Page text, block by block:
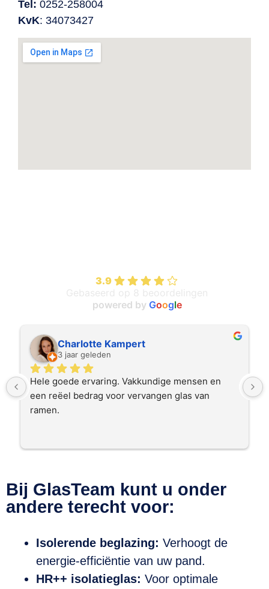
Tel: 0252-258004
KvK: 34073427
3.9
powered by Google
Charlotte Kampert
3 jaar geleden
Hele goede ervaring. Vakkundige mensen en
een reëel bedrag voor vervangen glas van
ramen.
Bij GlasTeam kunt u onder
andere terecht voor:
Isolerende beglazing: Verhoogt de
energie-efficiëntie van uw pand.
HR++ isolatieglas: Voor optimale